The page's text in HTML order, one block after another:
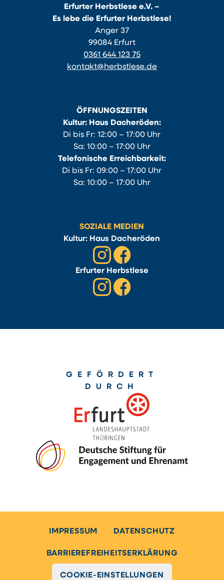
Erfurter Herbstlese e.V. –
Es lebe die Erfurter Herbstlese!
Anger 37
99084 Erfurt
0361 644 123 75
kontakt@herbstlese.de
ÖFFNUNGSZEITEN
Kultur: Haus Dacheröden:
Di bis Fr: 12:00 – 17:00 Uhr
Sa: 10:00 – 17:00 Uhr
Telefonische Erreichbarkeit:
Di bis Fr: 09:00 – 17:00 Uhr
Sa: 10:00 – 17:00 Uhr
SOZIALE MEDIEN
Kultur: Haus Dacheröden
Erfurter Herbstlese
GEFÖRDERT
DURCH
IMPRESSUM DATENSCHUTZ
BARRIEREFREIHEITSERKLÄRUNG
COOKIE-EINSTELLUNGEN